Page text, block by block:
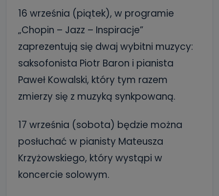
16 września (piątek), w programie
„Chopin – Jazz – Inspiracje”
zaprezentują się dwaj wybitni muzycy:
saksofonista Piotr Baron i pianista
Paweł Kowalski, który tym razem
zmierzy się z muzyką synkpowaną.
17 września (sobota) będzie można
posłuchać w pianisty Mateusza
Krzyżowskiego, który wystąpi w
koncercie solowym.